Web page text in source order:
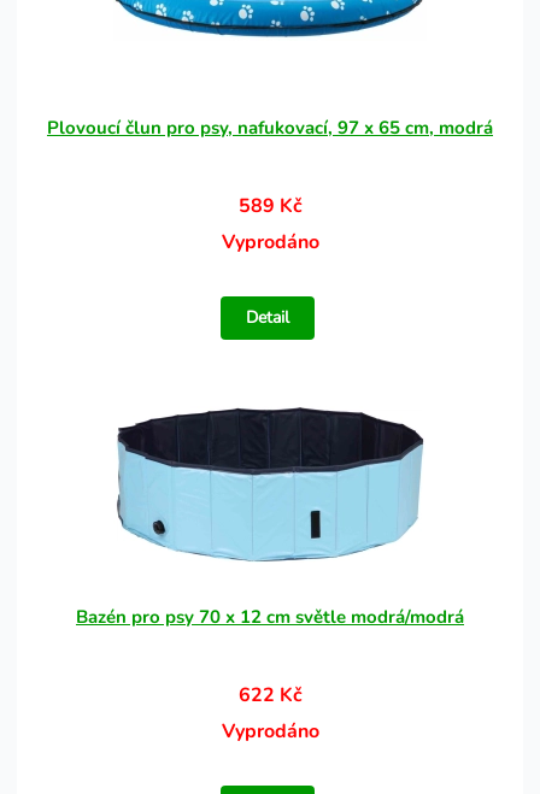
Plovoucí člun pro psy, nafukovací, 97 x 65 cm, modrá
589 Kč
Vyprodáno
Detail
Bazén pro psy 70 x 12 cm světle modrá/modrá
622 Kč
Vyprodáno